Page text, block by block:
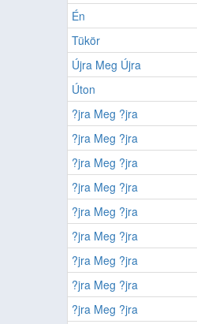
Én
Tükör
Újra Meg Újra
Úton
?jra Meg ?jra
?jra Meg ?jra
?jra Meg ?jra
?jra Meg ?jra
?jra Meg ?jra
?jra Meg ?jra
?jra Meg ?jra
?jra Meg ?jra
?jra Meg ?jra